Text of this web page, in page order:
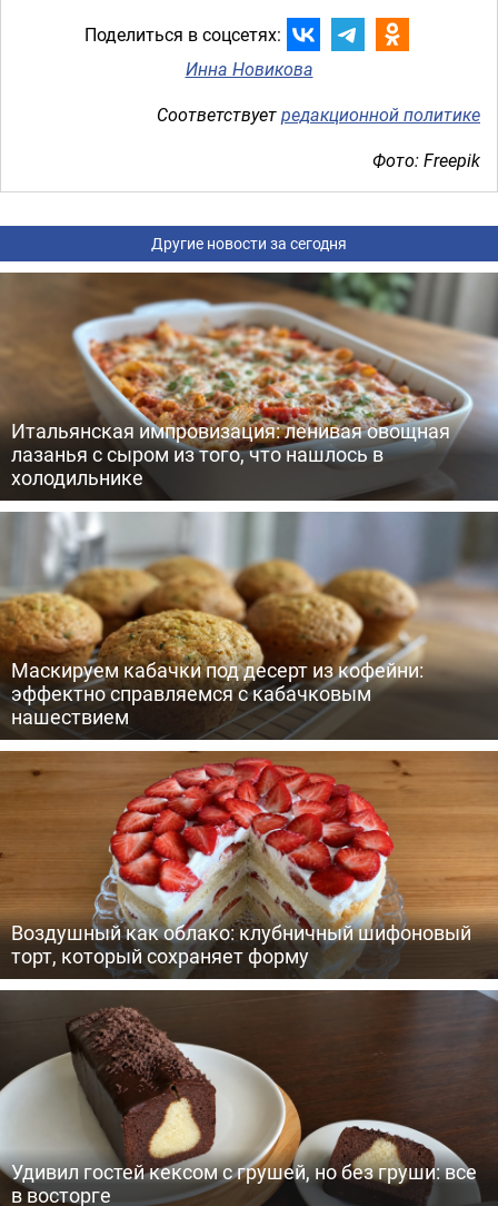
Поделиться в соцсетях:
Инна Новикова
Соответствуетредакционной политике
Фото: Freepik
Другие новости за сегодня
Итальянская импровизация: ленивая овощная
лазанья с сыром из того, что нашлось в
холодильнике
Маскируем кабачки под десерт из кофейни:
эффектно справляемся с кабачковым
нашествием
Воздушный как облако: клубничный шифоновый
торт, который сохраняет форму
Удивил гостей кексом с грушей, но без груши: все
в восторге